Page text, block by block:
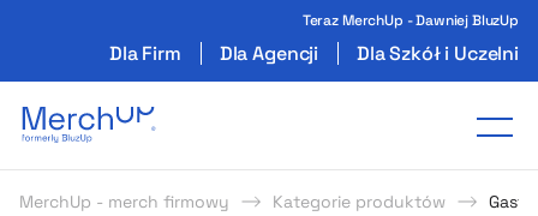
Teraz MerchUp - Dawniej BluzUp
Dla Firm Dla Agencji Dla Szkół i Uczelni
Odzież reklamowa z nadrukiem i gadżety
MerchUp - merch firmowy Kategorie produktów